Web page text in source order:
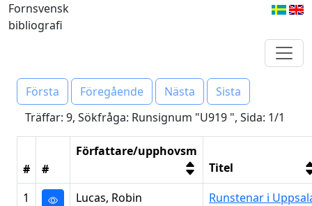
Fornsvensk
bibliografi
Första Föregående Nästa
Sista
Träffar: 9, Sökfråga: Runsignum "U919 ", Sida: 1/1
# #
Författare/upphovsm
Titel
1
Lucas, Robin
Runstenar i